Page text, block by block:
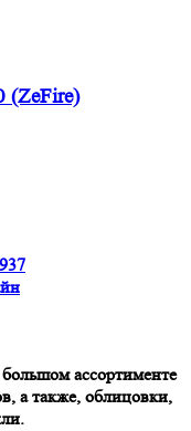
(ZeFire)
ассортименте
а также, облицовки,